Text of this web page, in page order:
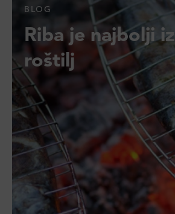
BLOG
Riba je najbolji
roštilj